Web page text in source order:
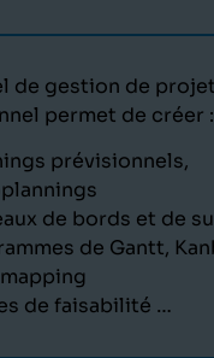
de gestion de projet
permet de créer :
prévisionnels,
de bords et de
de Gantt,
de faisabilité …